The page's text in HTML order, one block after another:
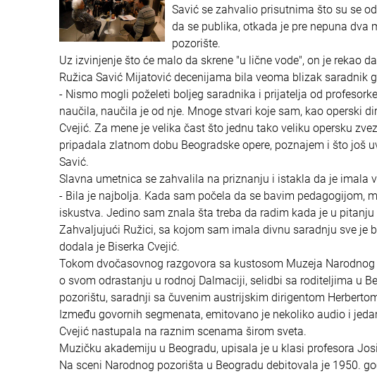
Savić se zahvalio prisutnima što su se
da se publika, otkada je pre nepuna dva
pozorište.
Uz izvinjenje što će malo da skrene "u lične vode", on je rekao
Ružica Savić Mijatović decenijama bila veoma blizak saradnik
- Nismo mogli poželeti boljeg saradnika i prijatelja od
naučila, naučila je od nje. Mnoge stvari koje sam, kao operski
Cvejić. Za mene je velika čast što jednu tako veliku opersku
pripadala zlatnom dobu Beogradske opere, poznajem i što još
Savić.
Slavna umetnica se zahvalila na priznanju i istakla da je imala
- Bila je najbolja. Kada sam počela da se bavim pedagogijom,
iskustva. Jedino sam znala šta treba da radim kada je u
Zahvaljujući Ružici, sa kojom sam imala divnu saradnju sve je
dodala je Biserka Cvejić.
Tokom dvočasovnog razgovora sa kustosom Muzeja
o svom odrastanju u rodnoj Dalmaciji, selidbi sa roditeljima u
pozorištu, saradnji sa čuvenim austrijskim dirigentom
Između govornih segmenata, emitovano je nekoliko audio i
Cvejić nastupala na raznim scenama širom sveta.
Muzičku akademiju u Beogradu, upisala je u klasi profesora
Na sceni Narodnog pozorišta u Beogradu debitovala je 1950.